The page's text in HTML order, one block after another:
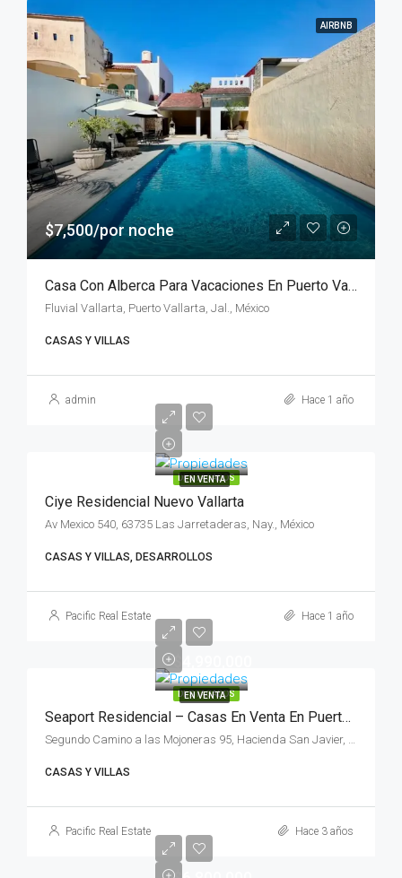
AIRBNB
$7,500/por noche
Casa Con Alberca Para Vacaciones En Puerto Vallarta
Fluvial Vallarta, Puerto Vallarta, Jal., México
CASAS Y VILLAS
admin Hace 1 año
DESTACADOS
EN VENTA
Ciye Residencial Nuevo Vallarta
Av Mexico 540, 63735 Las Jarretaderas, Nay., México
CASAS Y VILLAS, DESARROLLOS
Pacific Real Estate Hace 1 año
DESTACADOS
EN VENTA
$4,990,000
Seaport Residencial – Casas En Venta En Puerto Vallarta
Segundo Camino a las Mojoneras 95, Hacienda San Javier, 48317 Puerto Vallarta, Jal., México
CASAS Y VILLAS
Pacific Real Estate Hace 3 años